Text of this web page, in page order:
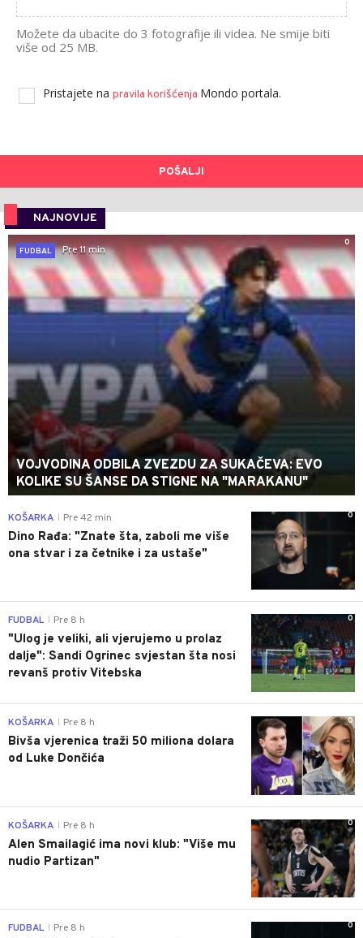
Možete da ubacite do 3 fotografije ili videa. Ne smije biti
više od 25 MB.
Pristajete na pravila korišćenja Mondo portala.
POŠALJI
NAJNOVIJE
0
FUDBAL
Pre 11 min
VOJVODINA ODBILA ZVEZDU ZA SUKAČEVA: EVO
KOLIKE SU ŠANSE DA STIGNE NA "MARAKANU"
0
KOŠARKA Pre 42 min
Dino Rađa: "Znate šta, zaboli me više
ona stvar i za četnike i za ustaše"
0
FUDBAL Pre 8 h
"Ulog je veliki, ali vjerujemo u prolaz
dalje": Sandi Ogrinec svjestan šta nosi
revanš protiv Vitebska
0
KOŠARKA Pre 8 h
Bivša vjerenica traži 50 miliona dolara
od Luke Dončića
0
KOŠARKA Pre 8 h
Alen Smailagić ima novi klub: "Više mu
nudio Partizan"
0
FUDBAL Pre 8 h